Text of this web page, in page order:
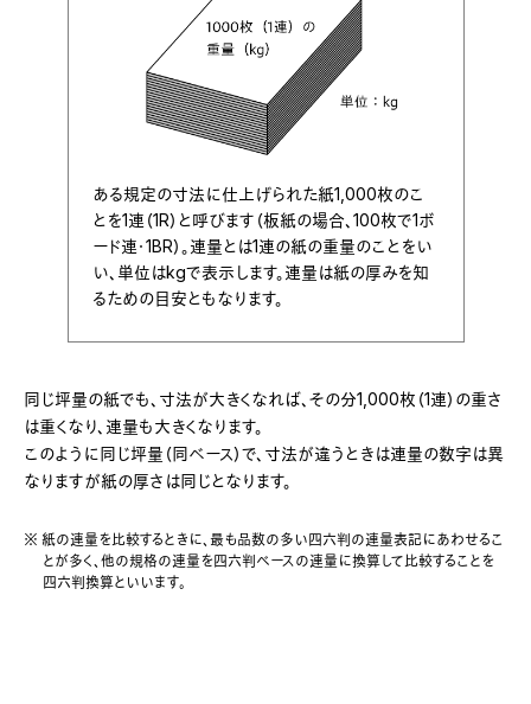
ある規定の寸法に仕上げられた紙1,000枚のこ
とを1連（1R）と呼びます（板紙の場合、100枚で1ボ
ード連・1BR）。連量とは1連の紙の重量のことをい
い、単位はkgで表示します。連量は紙の厚みを知
るための目安ともなります。
同じ坪量の紙でも、寸法が大きくなれば、その分1,000枚（1連）の重さ
は重くなり、連量も大きくなります。
このように同じ坪量（同ベース）で、寸法が違うときは連量の数字は異
なりますが紙の厚さは同じとなります。
※ 紙の連量を比較するときに、最も品数の多い四六判の連量表記にあわせるこ
とが多く、他の規格の連量を四六判ベースの連量に換算して比較することを
四六判換算といいます。